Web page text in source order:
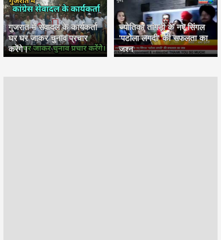
गुजरात में सेवादल के कार्यकर्ता
घर घर जाकर चुनाव प्रचार
करेंगे।
ज्योतिका तांगड़ी के नए सिंगल
'पटोला लगदी' की सफलता का
जश्न